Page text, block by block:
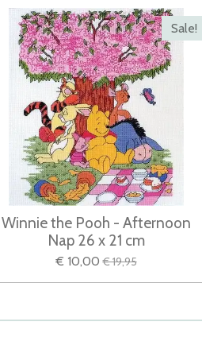
Sale!
Winnie the Pooh - Afternoon
Nap 26 x 21 cm
€ 10,00 € 19,95